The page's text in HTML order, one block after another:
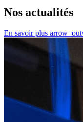
Nos actualités
En savoir plus